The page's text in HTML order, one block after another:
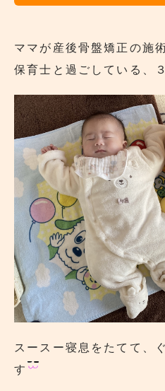
ママが産後骨盤矯正の施
保育士と過ごしている、
スースー寝息をたてて、
す